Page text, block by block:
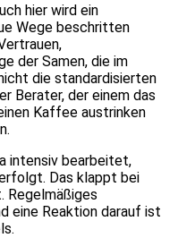
hier wird ein
Wege beschritten
der Samen, die im
die standardisierten
Berater, der einem das
Kaffee austrinken
intensiv bearbeitet,
Das klappt bei
Regelmäßiges
eine Reaktion darauf ist